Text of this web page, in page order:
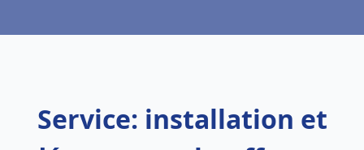
Service: installation et